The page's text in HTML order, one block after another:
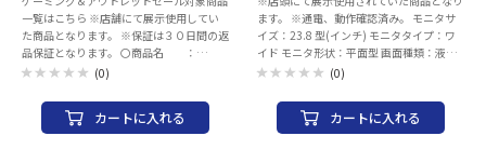
初期化してお渡しいたします。 ・ご利用の
際は、充電を行ってからご利用ください。
お届け時のバッテリー残量に関しては保証
致しかねます。 ・中古商品になりますので
目立たないキズ等ございます予めご了承く
態（キズの程度、OSバージョン等）があ
りますが、状態の確認のお問い合わせはお
等）・バッテリーの劣化は保証対象外で
す。 ※保証につきましては通常のメーカー
保証となります。 ※交換対応は行っており
ませんので予めご了承ください。 ※商品
合、箇所など）がありますが、 状態の確
認のお問い合わせはお断りさせて頂いてお
ります。
き】
一覧はこちら ※店舗にて展示使用してい
た商品となります。 ※保証は３０日間の返
品保証となります。 〇商品名 ：
iPhone 15 Plus 128GB 〇カラー ：ブ
ケーブル 〇状態 ：背面にシール跡
あり 〇発送 ：注文確認後、2～3営
業日以内に発送 〇その他 ：ネットワ
(0)
カートに入れる
ます。 ※通電、動作確認済み。 モニタサ
イズ：23.8 型(インチ) モニタタイプ：ワ
イド モニタ形状：平面型 画面種類：液晶
スリムベゼル：○ アスペクト比：16：9
類：ADS 解像度：1920x1080 HDR方式：
HDR10 表示色：1677万色 表示領域：
527.04×296.46 mm 応答速度：
(0)
カートに入れる